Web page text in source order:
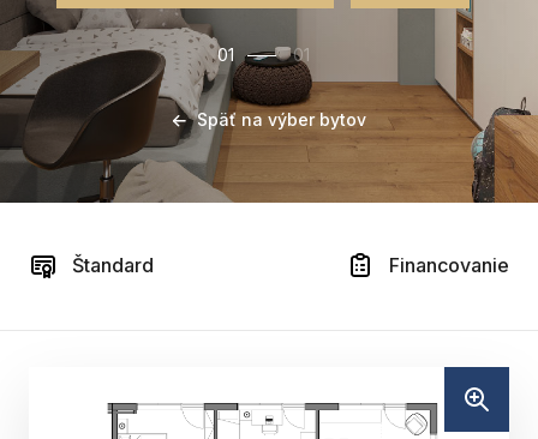
01 01
Späť na výber bytov
Štandard Financovanie